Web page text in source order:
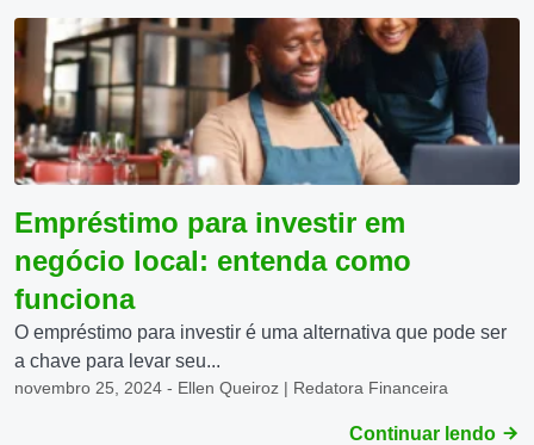
Empréstimo para investir em
negócio local: entenda como
funciona
O empréstimo para investir é uma alternativa que pode ser
a chave para levar seu...
novembro 25, 2024 - Ellen Queiroz | Redatora Financeira
Continuar lendo